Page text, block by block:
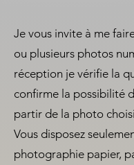
Je vous invite à me
ou plusieurs photos
réception je vérifie la
confirme la possibilité
partir de la photo
Vous disposez
photographie papier,